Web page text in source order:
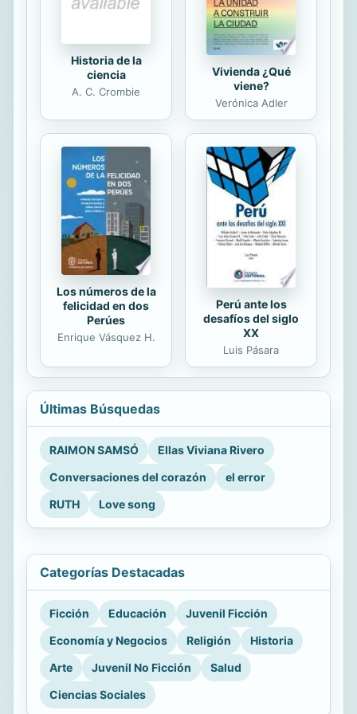
Historia de la
ciencia
A. C. Crombie
Vivienda ¿Qué
viene?
Verónica Adler
Los números de la
felicidad en dos
Perúes
Enrique Vásquez H.
Perú ante los
desafíos del siglo
XX
Luis Pásara
Últimas Búsquedas
RAIMON SAMSÓ
Ellas Viviana Rivero
Conversaciones del corazón
el error
RUTH
Love song
Categorías Destacadas
Ficción Educación
Juvenil Ficción
Economía y Negocios
Religión
Historia
Arte
Juvenil No Ficción
Salud
Ciencias Sociales